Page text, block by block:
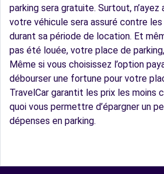
parking sera gratuite. Surtout, n’ayez
votre véhicule sera assuré contre
durant sa période de location. Et
pas été louée, votre place de
Même si vous choisissez l’option
débourser une fortune pour votre
TravelCar garantit les prix les moins
quoi vous permettre d’épargner un
dépenses en parking.